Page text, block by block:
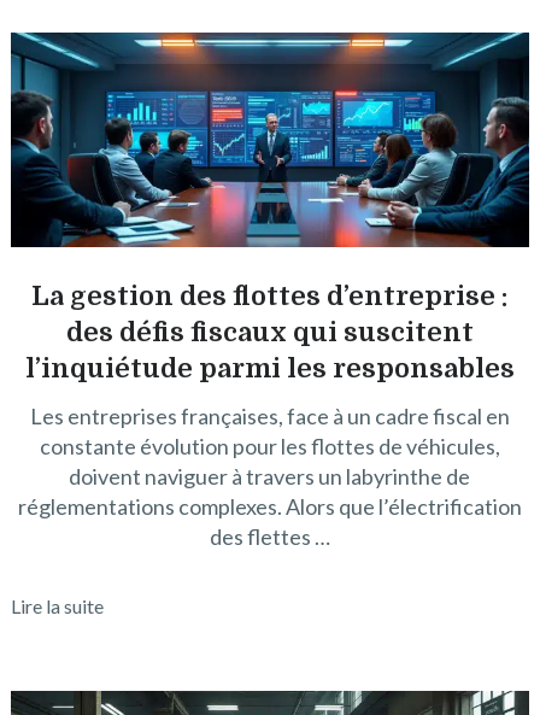
La gestion des flottes d’entreprise :
des défis fiscaux qui suscitent
l’inquiétude parmi les responsables
Les entreprises françaises, face à un cadre fiscal en
constante évolution pour les flottes de véhicules,
doivent naviguer à travers un labyrinthe de
réglementations complexes. Alors que l’électrification
des flettes …
Lire la suite